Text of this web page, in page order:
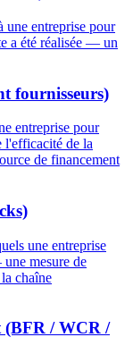
une entreprise pour
a été réalisée — un
fournisseurs)
entreprise pour
l'efficacité de la
de financement
une entreprise
mesure de
chaîne
(BFR / WCR /